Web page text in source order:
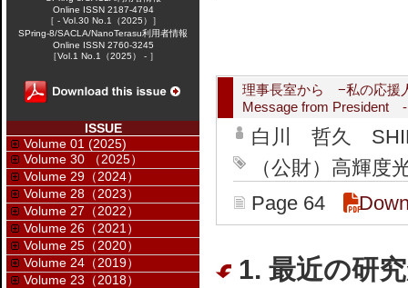
理事長室から −私の応援
Message from President -
白川 哲久
（公財）高輝
Page 64
1. 最近の研
Online ISSN 2187-4794
［ - Vol.30 No.1（2025）］
SPring-8/SACLA/NanoTerasu利用者情報
Online ISSN 2760-3245
［Vol.1 No.1（2025） - ］
ISSUE
Volume 01 (2025)
Volume 30 （2025）
Volume 29（2024）
Volume 28（2023）
Volume 27（2022）
Volume 26（2021）
Volume 25（2020）
Volume 24（2019）
Volume 23（2018）